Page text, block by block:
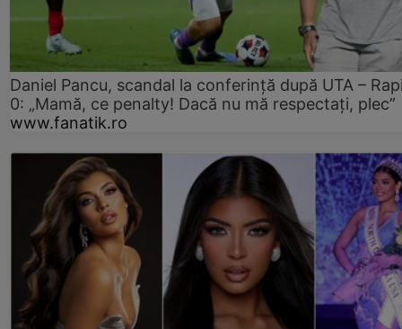
Daniel Pancu, scandal la conferință după UTA –
0: „Mamă, ce penalty! Dacă nu mă respectați, plec”
www.fanatik.ro